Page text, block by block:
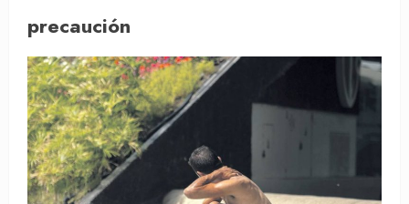
precaución